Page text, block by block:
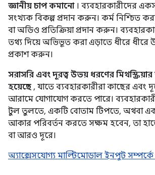
জ্ঞানীয় চাপ কমানো। ব্যবহারকারীদের
সংখ্যক বিকল্প প্রদান করুন। কর্ম নিশ্চিত
বা অডিও প্রতিক্রিয়া প্রদান করুন।
তথ্য দিয়ে অভিভূত করা এড়াতে ধীরে ধীরে
প্রকাশ করুন।
সরাসরি এবং দূরত্ব উভয় ধরণের
হয়েছে , যাতে ব্যবহারকারীরা কাছের এবং
আরামে যোগাযোগ করতে পারে।
টুল তুলতে, একটি বোতাম টিপতে, অথবা
আকার পরিবর্তন করতে সক্ষম হবেন, তা
বা আরও দূরে।
অ্যাক্সেসযোগ্য মাল্টিমোডাল ইনপুট